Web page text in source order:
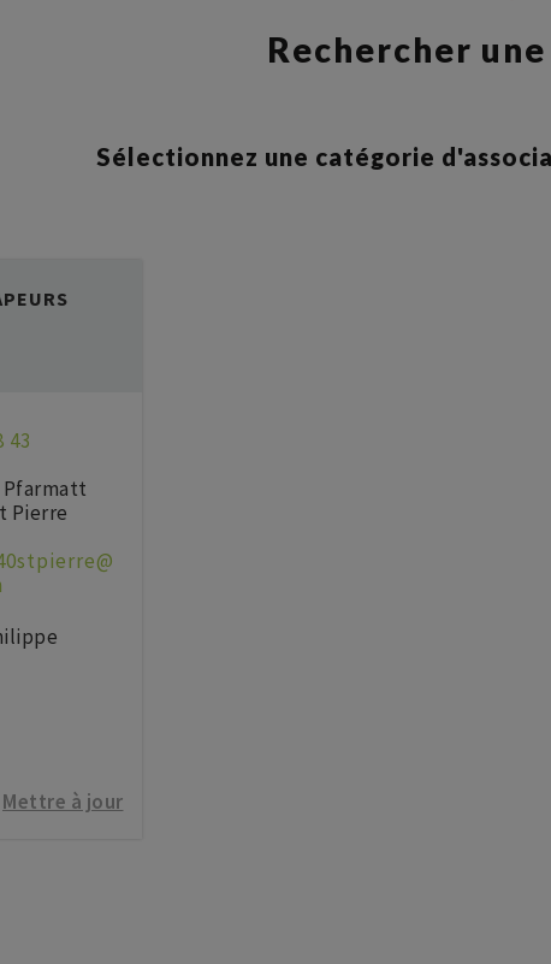
Rechercher
Sélectionnez une catégorie
43
Pfarmatt
Pierre
Mettre à jour